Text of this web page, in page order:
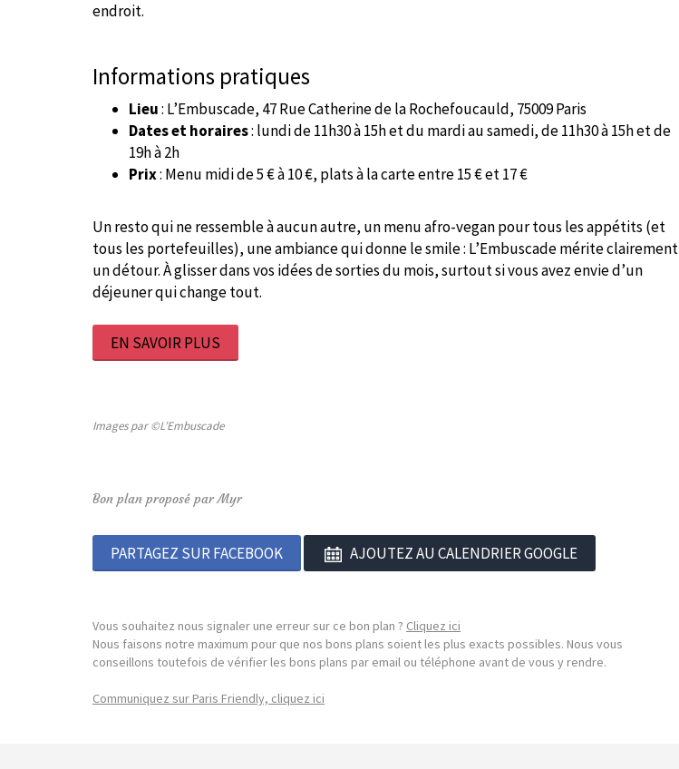
endroit.
Informations pratiques
Lieu: L’Embuscade, 47 Rue Catherine de la Rochefoucauld, 75009 Paris
Dates et horaires: lundi de 11h30 à 15h et du mardi au samedi, de 11h30 à 15h et de
19h à 2h
Prix: Menu midi de 5 € à 10 €, plats à la carte entre 15 € et 17 €
Un resto qui ne ressemble à aucun autre, un menu afro-vegan pour tous les appétits (et
tous les portefeuilles), une ambiance qui donne le smile : L’Embuscade mérite clairement
un détour. À glisser dans vos idées de sorties du mois, surtout si vous avez envie d’un
déjeuner qui change tout.
EN SAVOIR PLUS
Images par ©L’Embuscade
Bon plan proposé par Myr
PARTAGEZ SUR FACEBOOK AJOUTEZ AU CALENDRIER GOOGLE
Vous souhaitez nous signaler une erreur sur ce bon plan ? Cliquez ici
Nous faisons notre maximum pour que nos bons plans soient les plus exacts possibles. Nous vous
conseillons toutefois de vérifier les bons plans par email ou téléphone avant de vous y rendre.
Communiquez sur Paris Friendly, cliquez ici